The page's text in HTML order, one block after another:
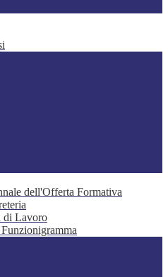
dell'Offerta Formativa
di Lavoro